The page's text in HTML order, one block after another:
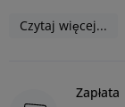
Czytaj więcej...
Zapłata